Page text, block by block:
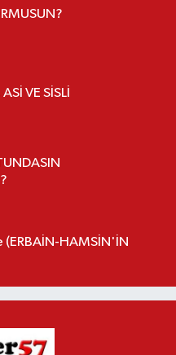
VE SİSLİ
(ERBAİN-HAMSİN'İN